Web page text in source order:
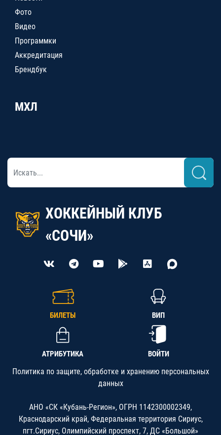
Фото
Видео
Программки
Аккредитация
Брендбук
МХЛ
ХОККЕЙНЫЙ КЛУБ
«СОЧИ»
БИЛЕТЫ ВИП
АТРИБУТИКА ВОЙТИ
Политика по защите, обработке и хранению персональных
данных
АНО «СК «Кубань-Регион», ОГРН 1142300002349,
Краснодарский край, Федеральная территория Сириус,
пгт.Сириус, Олимпийский проспект, 7, ДС «Большой»